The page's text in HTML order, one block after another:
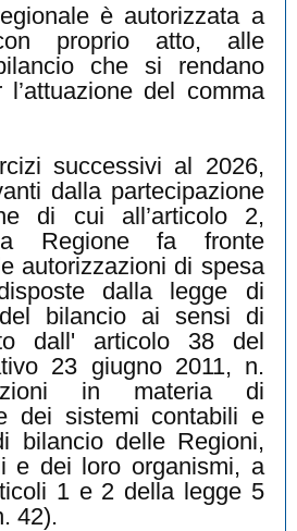
è autorizzata a
proprio atto, alle
che si rendano
l’attuazione del comma
successivi al 2026,
dalla partecipazione
di cui all’articolo 2,
Regione fa fronte
autorizzazioni di spesa
dalla legge di
bilancio ai sensi di
dall' articolo 38 del
23 giugno 2011, n.
in materia di
dei sistemi contabili e
bilancio delle Regioni,
e dei loro organismi, a
1 e 2 della legge 5
42).